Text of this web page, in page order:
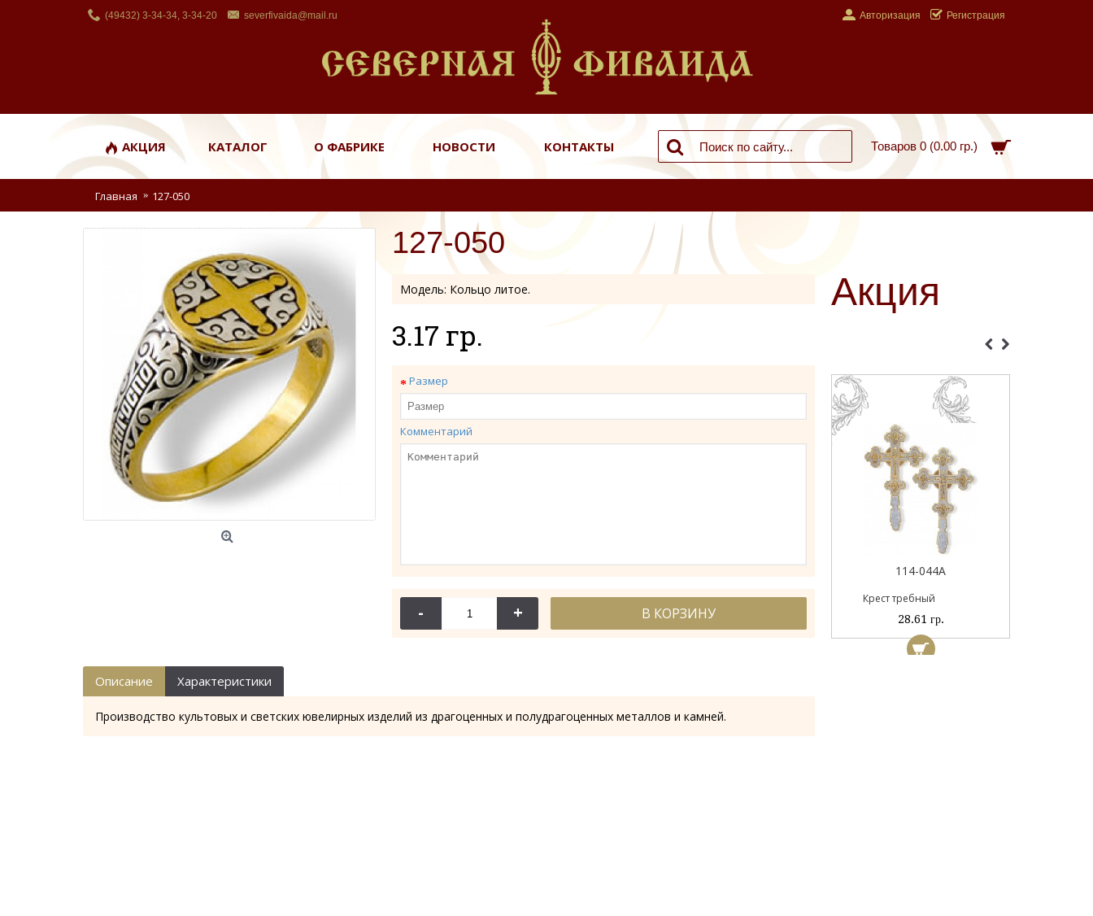
(49432) 3-34-34, 3-34-20 severfivaida@mail.ru Авторизация Регистрация
АКЦИЯ КАТАЛОГ О ФАБРИКЕ НОВОСТИ КОНТАКТЫ Товаров 0 (0.00 гр.)
Главная 127-050
Акция
Крест требный
28.53 гр.
114-044А
Крест требный
28.61 гр.
127-050
Модель: Кольцо литое.
3.17 гр.
Размер
Комментарий
- + В КОРЗИНУ
Описание Характеристики
Производство культовых и светских ювелирных изделий из драгоценных и полудрагоценных металлов и камней.